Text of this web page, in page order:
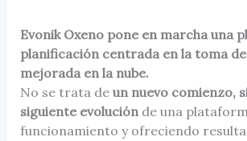
Evonik Oxeno pone en marcha una
planificación centrada en la toma
mejorada en la nube.
No se trata de un nuevo comienzo,
siguiente evoluciónde una
funcionamiento y ofreciendo